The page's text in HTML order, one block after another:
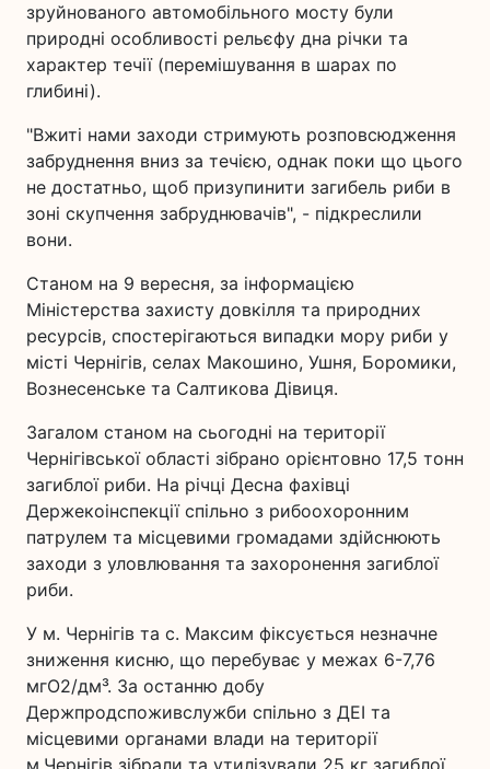
зруйнованого автомобільного мосту були
природні особливості рельєфу дна річки та
характер течії (перемішування в шарах по
глибині).
"Вжиті нами заходи стримують розповсюдження
забруднення вниз за течією, однак поки що цього
не достатньо, щоб призупинити загибель риби в
зоні скупчення забруднювачів", - підкреслили
вони.
Станом на 9 вересня, за інформацією
Міністерства захисту довкілля та природних
ресурсів, спостерігаються випадки мору риби у
місті Чернігів, селах Макошино, Ушня, Боромики,
Вознесенське та Салтикова Дівиця.
Загалом станом на сьогодні на території
Чернігівської області зібрано орієнтовно 17,5 тонн
загиблої риби. На річці Десна фахівці
Держекоінспекції спільно з рибоохоронним
патрулем та місцевими громадами здійснюють
заходи з уловлювання та захоронення загиблої
риби.
У м. Чернігів та с. Максим фіксується незначне
зниження кисню, що перебуває у межах 6-7,76
мгО2/дм³. За останню добу
Держпродспоживслужби спільно з ДЕІ та
місцевими органами влади на території
м.Чернігів зібрали та утилізували 25 кг загиблої